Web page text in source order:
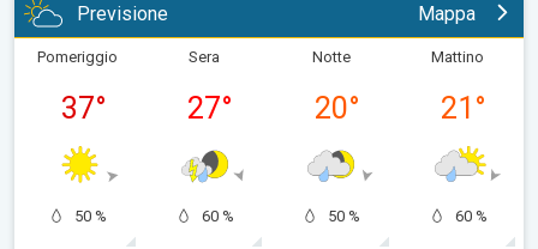
Previsione Mappa
Pomeriggio
37°
50 %
Sera
27°
60 %
Notte
20°
50 %
Mattino
21 °
60 %